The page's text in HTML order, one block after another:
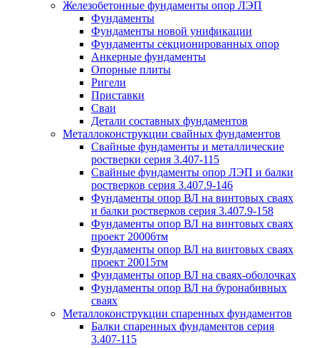
Железобетонные фундаменты опор ЛЭП
Фундаменты
Фундаменты новой унификации
Фундаменты секционированных опор
Анкерные фундаменты
Опорные плиты
Ригели
Приставки
Сваи
Детали составных фундаментов
Металлоконструкции свайных фундаментов
Свайные фундаменты и металлические
ростверки серия 3.407-115
Свайные фундаменты опор ЛЭП и балки
ростверков серия 3.407.9-146
Фундаменты опор ВЛ на винтовых сваях
и балки ростверков серия 3.407.9-158
Фундаменты опор ВЛ на винтовых сваях
проект 20006тм
Фундаменты опор ВЛ на винтовых сваях
проект 20015тм
Фундаменты опор ВЛ на сваях-оболочках
Фундаменты опор ВЛ на буронабивных
сваях
Металлоконструкции спаренных фундаментов
Балки спаренных фундаментов серия
3.407-115